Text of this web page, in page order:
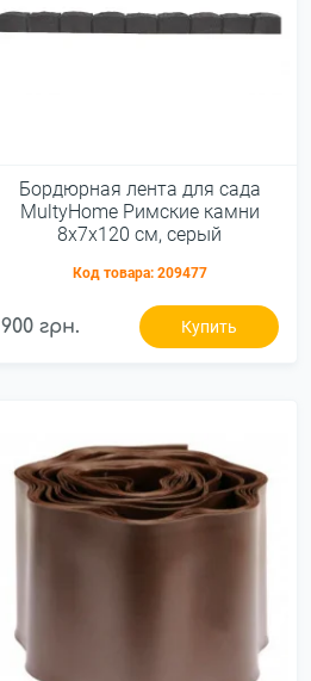
Бордюрная лента для сада
MultyHome Римские камни
8х7х120 см, серый
Код товара: 209477
900 грн. Купить